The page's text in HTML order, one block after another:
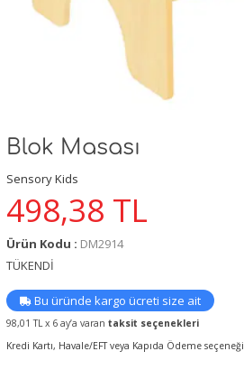
Blok Masası
Sensory Kids
498,38 TL
Ürün Kodu : DM2914
TÜKENDİ
Bu üründe kargo ücreti size ait
98,01 TL x 6 ay’a varan taksit seçenekleri
Kredi Kartı, Havale/EFT veya Kapıda Ödeme seçeneği